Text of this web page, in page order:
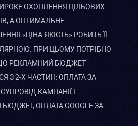
ОХОПЛЕННЯ ЦІЛЬОВИХ
А ОПТИМАЛЬНЕ
«ЦІНА-ЯКІСТЬ» РОБИТЬ ЇЇ
ПРИ ЦЬОМУ ПОТРІБНО
РЕКЛАМНИЙ БЮДЖЕТ
З 2-Х ЧАСТИН: ОПЛАТА ЗА
КАМПАНІЇ І
ОПЛАТА GOOGLE ЗА